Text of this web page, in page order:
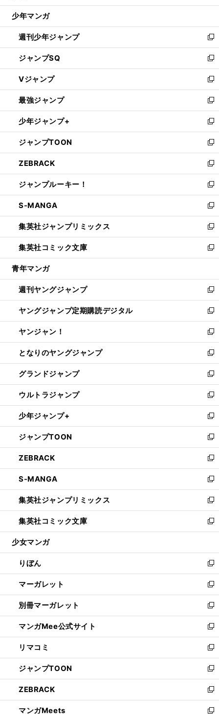
ウ
開
く
少年マンガ
週刊少年ジャンプ
新
し
い
ウ
ィ
ン
ド
ウ
で
開
く
ジャンプSQ
新
し
い
ウ
ィ
ン
ド
ウ
で
開
く
Vジャンプ
新
し
い
ウ
ィ
ン
ド
ウ
で
開
く
最強ジャンプ
新
し
い
ウ
ィ
ン
ド
ウ
で
開
く
少年ジャンプ+
新
し
い
ウ
ィ
ン
ド
ウ
で
開
く
ジャンプTOON
新
し
い
ウ
ィ
ン
ド
ウ
で
開
く
ZEBRACK
新
し
い
ウ
ィ
ン
ド
ウ
で
開
ジャンプルーキー！
新
し
い
ウ
ィ
ン
ド
ウ
開
く
S-MANGA
新
し
い
ウ
ィ
ン
ウ
で
開
く
集英社ジャンプリミックス
新
し
い
ウ
ン
ド
ウ
で
開
く
集英社コミック文庫
新
し
ウ
ィ
ン
ド
ウ
で
開
く
青年マンガ
週刊ヤングジャンプ
新
し
い
ウ
ィ
ン
ド
ウ
で
開
く
ヤングジャンプ定期購読デジタル
新
し
い
ウ
ィ
ン
ド
ウ
で
開
く
ヤンジャン！
新
し
い
ウ
ィ
ン
ド
ウ
で
開
く
となりのヤングジャンプ
新
し
い
ウ
ィ
ン
ド
ウ
で
開
く
グランドジャンプ
新
し
い
ウ
ィ
ン
ド
ウ
で
開
く
ウルトラジャンプ
新
し
い
ウ
ィ
ン
ド
ウ
で
開
く
少年ジャンプ+
新
し
い
ウ
ィ
ン
ド
ウ
で
開
く
ジャンプTOON
新
し
い
ウ
ィ
ン
ド
ウ
で
開
ZEBRACK
新
し
い
ウ
ィ
ン
ド
ウ
開
く
S-MANGA
新
し
い
ウ
ィ
ン
ウ
で
開
く
集英社ジャンプリミックス
新
し
い
ウ
ン
ド
ウ
で
開
く
集英社コミック文庫
新
し
ウ
ィ
ン
ド
ウ
で
開
く
少女マンガ
りぼん
新
し
い
ウ
ィ
ン
ド
ウ
で
開
く
マーガレット
新
し
い
ウ
ィ
ン
ド
ウ
で
開
く
別冊マーガレット
新
し
い
ウ
ィ
ン
ド
ウ
で
開
く
マンガMee公式サイト
新
し
い
ウ
ィ
ン
ド
ウ
で
リマコミ
新
し
い
ウ
ィ
ン
ド
ジャンプTOON
新
し
い
ウ
ィ
ZEBRACK
新
し
い
マンガMeets 新